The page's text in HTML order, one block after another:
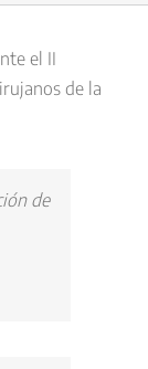
el II
de la
de